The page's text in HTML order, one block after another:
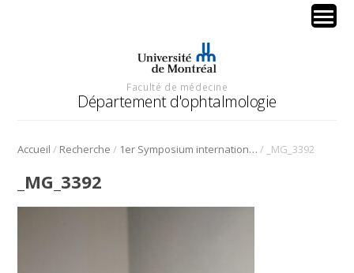
Faculté de médecine
Département d'ophtalmologie
Accueil / Recherche / 1er Symposium international en médecine régénérative de la cornée / _MG_3392
_MG_3392